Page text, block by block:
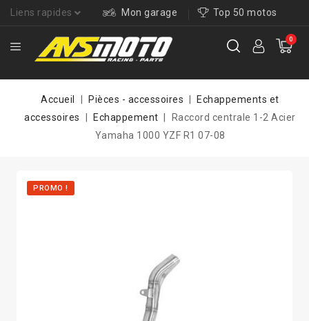
Liens rapides Mon garage Top 50 motos
0
Accueil Pièces - accessoires
Echappements et
accessoires
Echappement
Raccord centrale 1-2 Acier
Yamaha 1000 YZF R1 07-08
PROMO !